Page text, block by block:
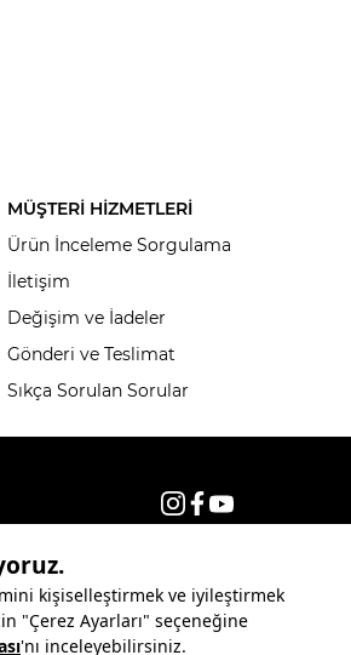
MÜŞTERİ HİZMETLERİ
Ürün İnceleme Sorgulama
İletişim
Değişim ve İadeler
Gönderi ve Teslimat
Sıkça Sorulan Sorular
© 2026, Tüm hakları saklıdır KNITSS